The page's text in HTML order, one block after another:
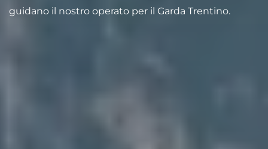
guidano il nostro operato per il Garda Trentino.